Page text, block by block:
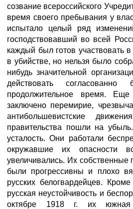
созвание всероссийского
время своего пребывания у
испытало целый ряд
господствовавший во всей
каждый был готов участвовать
в убийстве, но нельзя было
нибудь значительной
действовать
продолжительное время.
заключено перемирие,
антибольшевистские
правительства пошли на
усталость. Они работали
окружавшие их опасности
увеличивались. Их собственные
были прогрессивны и плохо
русских белогвардейцев.
русская неустойчивость и
октябре 1918 г. их южная